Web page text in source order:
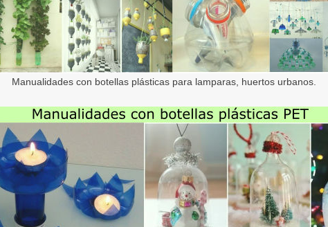
Manualidades con botellas plásticas para lamparas, huertos urbanos.